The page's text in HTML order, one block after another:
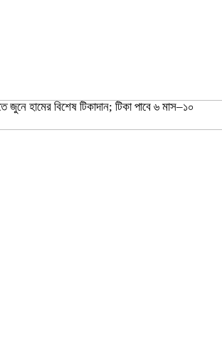
জুনে হামের বিশেষ টিকাদান; টিকা পাবে ৬ মাস–১০